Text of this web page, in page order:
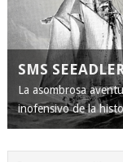
SMS
La asombrosa
inofensivo de la